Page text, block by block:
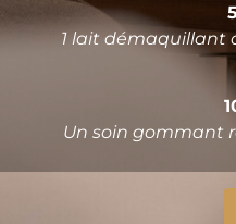
1 lait démaquillant
Un soin gommant